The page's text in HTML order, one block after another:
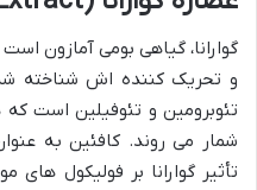
گوارانا، گیاهی بومی آمازون
و تحریک کننده اش شناخته
تئوبرومین و تئوفیلین است
شمار می روند. کافئین به
تأثیر گوارانا بر فولیکول های